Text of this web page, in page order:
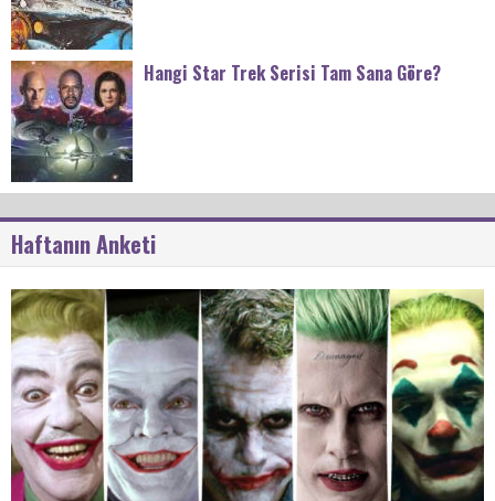
Hangi Star Trek Serisi Tam Sana Göre?
Haftanın Anketi